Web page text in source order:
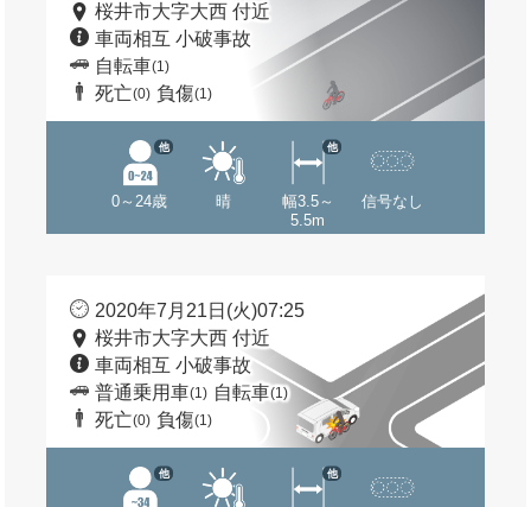
桜井市大字大西 付近
車両相互 小破事故
自転車(1)
死亡(0) 負傷(1)
0～24歳
他
晴
幅3.5～
5.5m
他
信号なし
2020年7月21日(火)07:25
桜井市大字大西 付近
車両相互 小破事故
普通乗用車(1) 自転車(1)
死亡(0) 負傷(1)
他 他